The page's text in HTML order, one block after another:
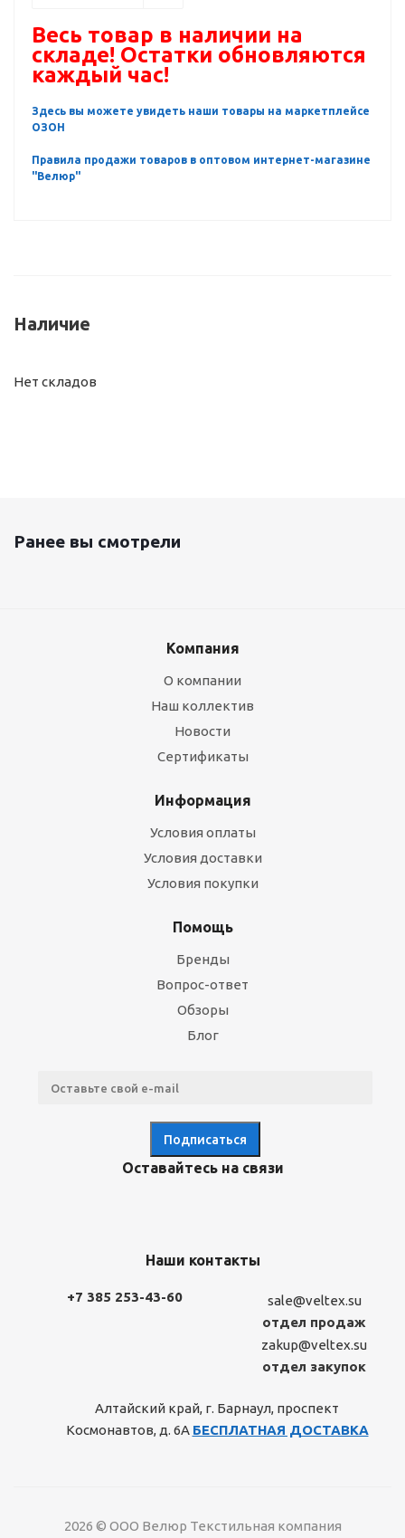
Весь товар в наличии на
складе! Остатки обновляются
каждый час!
Здесь вы можете увидеть наши товары на маркетплейсе
ОЗОН
Правила продажи товаров в оптовом интернет-магазине
"Велюр"
Наличие
Нет складов
Ранее вы смотрели
Компания
О компании
Наш коллектив
Новости
Сертификаты
Информация
Условия оплаты
Условия доставки
Условия покупки
Помощь
Бренды
Вопрос-ответ
Обзоры
Блог
Оставайтесь на связи
Наши контакты
+7 385 253-43-60
sale@veltex.su
отдел продаж
zakup@veltex.su
отдел закупок
Алтайский край, г. Барнаул, проспект
Космонавтов, д. 6А БЕСПЛАТНАЯ ДОСТАВКА
2026 © ООО Велюр Текстильная компания